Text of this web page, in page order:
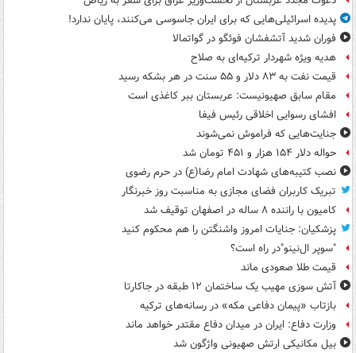
پدیده اسرائیلی‌هایی که برای ایران جاسوسی می‌کنند، پایان ندارد!
فوران شدید آتشفشان فوئگو در گواتمالا
هدیه ویژه شهردار ترکیه‌ای به صلاح
قیمت نفت به ۸۳ دلار و ۵۵ سنت در هر بشکه رسید
مقام سابق صهیونیست: عربستان ببر کاغذی است
افشای رسوایی اخلاقی رئیس فیفا
جنایت‌هایی که فراموش نمی‌شوند
حواله دلار ۱۵۴ هزار و ۴۵۱ تومان شد
نصب کتیبه‌های شهادت امام رضا(ع) در حرم رضوی
تبریک کاربران فضای مجازی به مناسبت روز خبرنگار
کامیون با راننده ۸ ساله در اصفهان توقیف شد
پزشکیان: جنایات امروز واشنگتن را هم محکوم کنید
"سوپر ال‌نینو"در راه است؟
قیمت طلا صعودی ماند
آتش سوزی مهیب یک ساختمان ۱۲ طبقه در جاکارتا
بازتاب «پیمان دفاعی مکه» در رسانه‌های ترکیه
وزارت دفاع: ایران در میدان دفاع مقتدر خواهد ماند
بیل مکانیکی ارتش صهیونی واژگون شد